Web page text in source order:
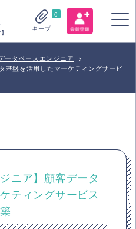
0
キープ
ータベースエンジニア
>
基盤を活用したマーケティングサービ
ニア】顧客データ
ティングサービス